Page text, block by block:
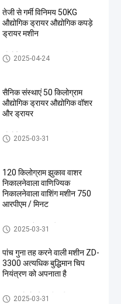
तेजी से गर्मी विनिमय 50KG
औद्योगिक ड्रायर औद्योगिक कपड़े
ड्रायर मशीन
औद्योगिक ड्रायर
2025-04-24
सैनिक संस्थाएं 50 किलोग्राम
औद्योगिक ड्रायर औद्योगिक वॉशर
और ड्रायर
औद्योगिक ड्रायर
2025-03-31
120 किलोग्राम झुकाव वाशर
निकालनेवाला वाणिज्यिक
निकालनेवाला वाशिंग मशीन 750
आरपीएम / मिनट
वाशर एक्सट्रैक्टर मशीन
2025-03-31
पांच गुना तह करने वाली मशीन ZD-
3300 अत्यधिक बुद्धिमान चिप
नियंत्रण को अपनाता है
कागज को मोड़ने वाली मशीन
2025-03-31